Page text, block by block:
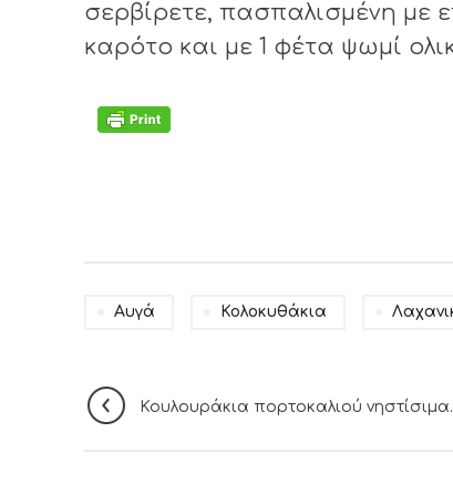
σερβίρετε, πασπαλισμένη με
καρότο και με 1 φέτα ψωμί
Αυγά Κολοκυθάκια
Κουλουράκια πορτοκαλιού νηστίσιμα.